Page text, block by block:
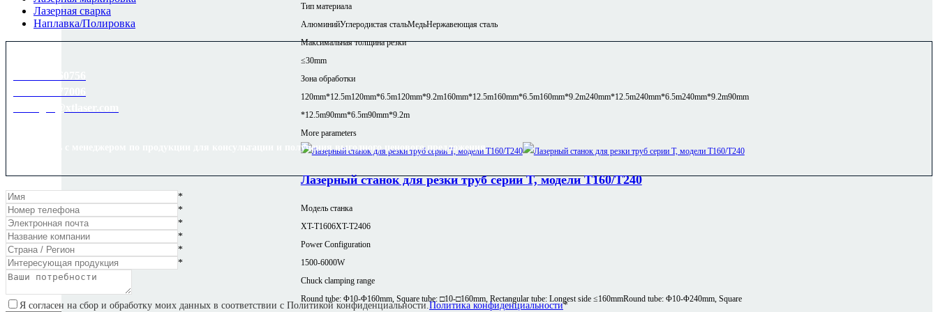
Тип материала
АлюминийУглеродистая стальМедьНержавеющая сталь
Максимальная толщина резки
≤30mm
Зона обработки
120mm*12.5m120mm*6.5m120mm*9.2m160mm*12.5m160mm*6.5m160mm*9.2m240mm*12.5m240mm*6.5m240mm*9.2m90mm
*12.5m90mm*6.5m90mm*9.2m
More parameters
Лазерный станок для резки труб серии T, модели T160/T240
Модель станка
XT-T1606XT-T2406
Power Configuration
1500-6000W
Chuck clamping range
Round tube: Φ10-Φ160mm, Square tube: □10-□160mm, Rectangular tube: Longest side ≤160mmRound tube: Φ10-Φ240mm, Square
Лазерная сварка
Наплавка/Полировка
Свяжитесь с менеджером по продукции для консультации и получения выгодного ценового предложения..
*
*
*
*
*
*
Я согласен на сбор и обработку моих данных в соответствии с Политикой конфиденциальности.Политика конфиденциальности*